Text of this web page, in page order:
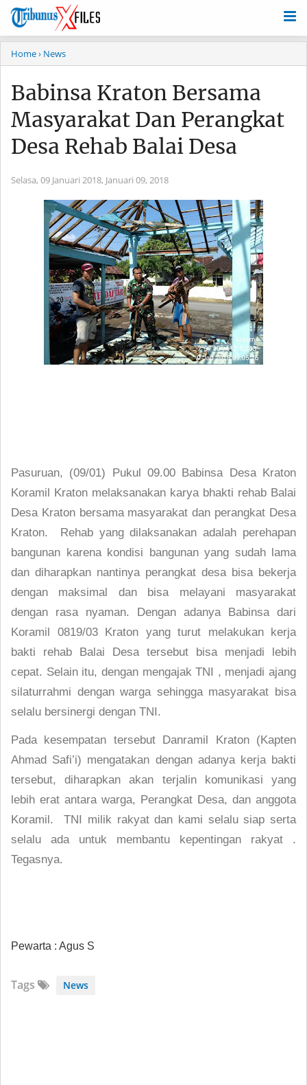
Home› News
Babinsa Kraton Bersama
Masyarakat Dan Perangkat
Desa Rehab Balai Desa
Selasa, 09 Januari 2018, Januari 09, 2018
Pasuruan, (09/01) Pukul 09.00 Babinsa Desa Kraton
Koramil Kraton melaksanakan karya bhakti rehab Balai
Desa Kraton bersama masyarakat dan perangkat Desa
Kraton. Rehab yang dilaksanakan adalah perehapan
bangunan karena kondisi bangunan yang sudah lama
dan diharapkan nantinya perangkat desa bisa bekerja
dengan maksimal dan bisa melayani masyarakat
dengan rasa nyaman. Dengan adanya Babinsa dari
Koramil 0819/03 Kraton yang turut melakukan kerja
bakti rehab Balai Desa tersebut bisa menjadi lebih
cepat. Selain itu, dengan mengajak TNI , menjadi ajang
silaturrahmi dengan warga sehingga masyarakat bisa
selalu bersinergi dengan TNI.
Pada kesempatan tersebut Danramil Kraton (Kapten
Ahmad Safi’i) mengatakan dengan adanya kerja bakti
tersebut, diharapkan akan terjalin komunikasi yang
lebih erat antara warga, Perangkat Desa, dan anggota
Koramil. TNI milik rakyat dan kami selalu siap serta
selalu ada untuk membantu kepentingan rakyat .
Tegasnya.
Pewarta : Agus S
Tags News